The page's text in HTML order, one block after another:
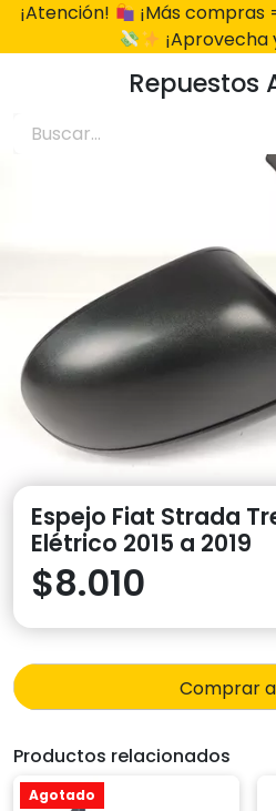
¡Atención!
¡Más compras
¡Aprovecha
Repuestos
Espejo Fiat Strada
Elétrico 2015 a 2019
$8.010
Comprar
Productos relacionados
Agotado